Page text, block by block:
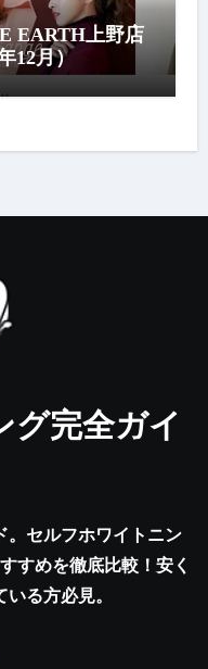
EARTH上野店
12月）
グ完全ガイ
。セルフホワイトニン
すめを徹底比較！安く
る方必見。